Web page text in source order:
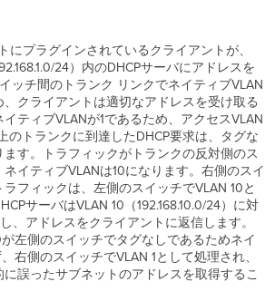
にプラグインされているクライアントが、
24）内のDHCPサーバにアドレスを
ッチ間のトランク リンクでネイティブVLAN
クライアントは適切なアドレスを受け取る
ティブVLANが1であるため、アクセスVLAN
のトランクに到達したDHCP要求は、タグな
ます。トラフィックがトランクの反対側のス
イティブVLANは10になります。右側のスイ
フィックは、左側のスイッチでVLAN 10と
サーバはVLAN 10（192.168.10.0/24）に対
、アドレスをクライアントに返信します。
左側のスイッチでタグなしであるためネイ
右側のスイッチでVLAN 1として処理され、
誤ったサブネットのアドレスを取得するこ